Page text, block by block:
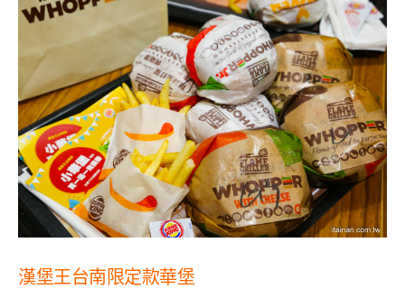
漢堡王台南限定款華堡